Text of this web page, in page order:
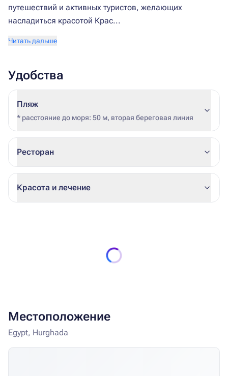
путешествий и активных туристов, желающих
насладиться красотой Крас...
Читать дальше
Удобства
Пляж
* расстояние до моря: 50 м, вторая береговая линия
Ресторан
Красота и лечение
Местоположение
Egypt, Hurghada